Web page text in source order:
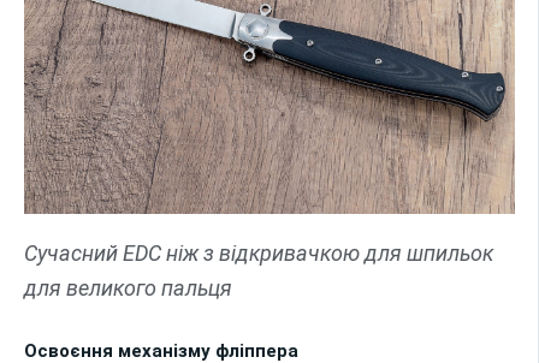
Сучасний EDC ніж з відкривачкою для шпильок
для великого пальця
Освоєння механізму фліппера